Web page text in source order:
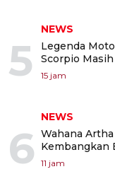
5
NEWS
Legenda
Scorpio
15 jam
6
NEWS
Wahana
Kembangkan
11 jam